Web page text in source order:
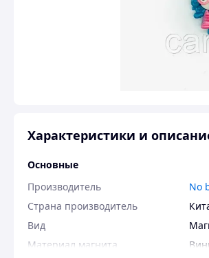
Характеристики и
Основные
Производитель
No
Страна производитель
Вид
Материал магнита